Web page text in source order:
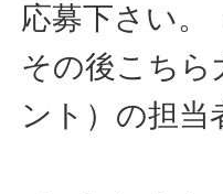
応募下さい。
その後こちら
ント）の担当